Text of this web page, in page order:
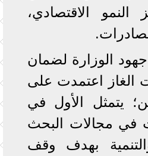
النمو الاقتصادي،
الوزارة لضمان
الغاز اعتمدت على
يتمثل الأول في
في مجالات البحث
بهدف وقف